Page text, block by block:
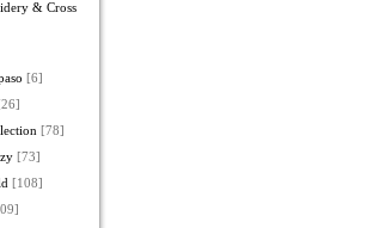
& Cross
[6]
[78]
[73]
[108]